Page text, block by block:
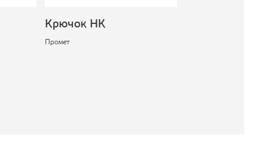
Крючок НК
Промет